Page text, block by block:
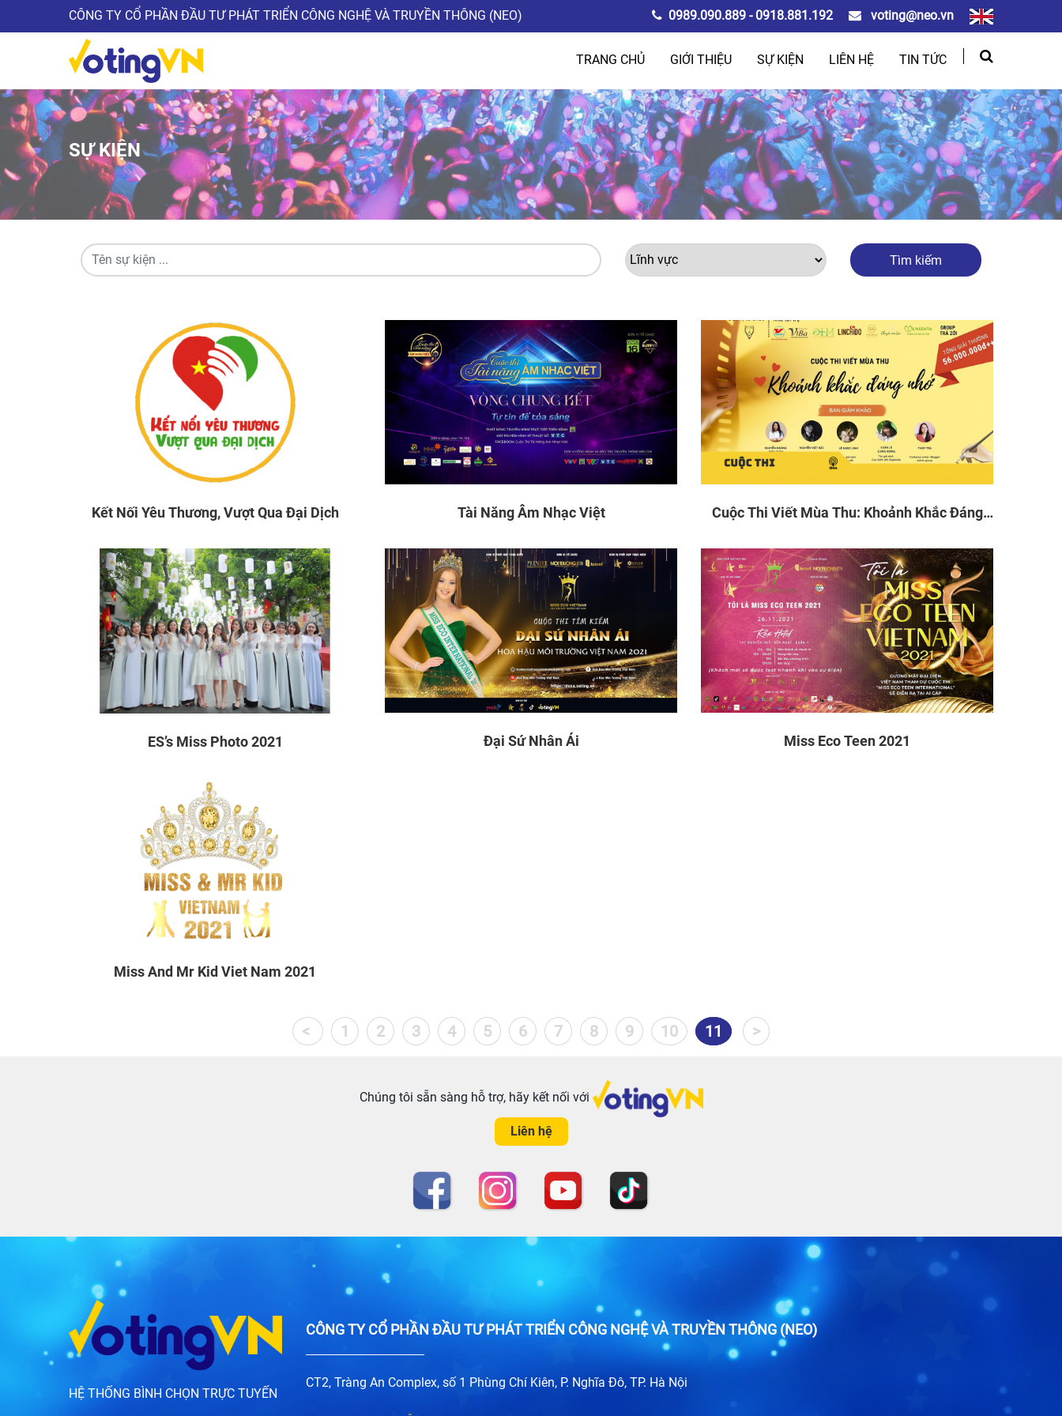
CÔNG TY CỔ PHẦN ĐẦU TƯ PHÁT TRIỂN CÔNG NGHỆ VÀ TRUYỀN THÔNG (NEO) 0989.090.889 - 0918.881.192 voting@neo.vn
TRANG CHỦ GIỚI THIỆU SỰ KIỆN LIÊN HỆ TIN TỨC
SỰ KIỆN
Kết Nối Yêu Thương, Vượt Qua Đại Dịch Tài Năng Âm Nhạc Việt
Cuộc Thi Viết Mùa Thu: Khoảnh Khắc Đáng
ES’s Miss Photo 2021 Đại Sứ Nhân Ái Miss Eco Teen 2021
Miss And Mr Kid Viet Nam 2021
< 1 2 3 4 5 6 7 8 9 10 11 >
Chúng tôi sẵn sàng hỗ trợ, hãy kết nối với
Liên hệ
HỆ THỐNG BÌNH CHỌN TRỰC TUYẾN
CÔNG TY CỔ PHẦN ĐẦU TƯ PHÁT TRIỂN CÔNG NGHỆ VÀ TRUYỀN THÔNG (NEO)
CT2, Tràng An Complex, số 1 Phùng Chí Kiên, P. Nghĩa Đô, TP. Hà Nội